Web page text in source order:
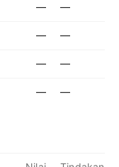
— —
— —
— —
— —